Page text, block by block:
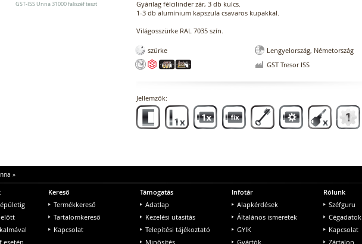
GST-ISS Unna 31000 faliszéf teszt
Gyárilag félcilinder zár, 3 db kulcs.
1-3 db alumínium kapszula csavaros kupakkal.
Világosszürke RAL 7035 szín.
szürke
Lengyelország, Németország
GST Tresor ISS
Jellemzők:
»
előtt
esetén
Kereső
Termékkereső
Tartalomkereső
Kapcsolat
Támogatás
Adatlap
Kezelési utasítás
Telepítési tájékoztató
Minősítés
Infotár
Alapkérdések
Általános ismeretek
GYIK
Gyártók
Rólunk
Széfguru
Cégadatok
Kapcsolat
Zártalon